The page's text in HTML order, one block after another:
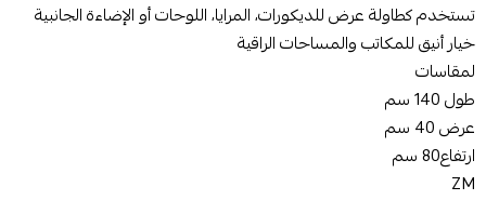
تستخدم كطاولة عرض للديكورات، المرايا، اللوحات أو الإضاءة الجانبية
خيار أنيق للمكاتب والمساحات الراقية
لمقاسات
طول 140 سم
عرض 40 سم
ارتفاع80 سم
ZM